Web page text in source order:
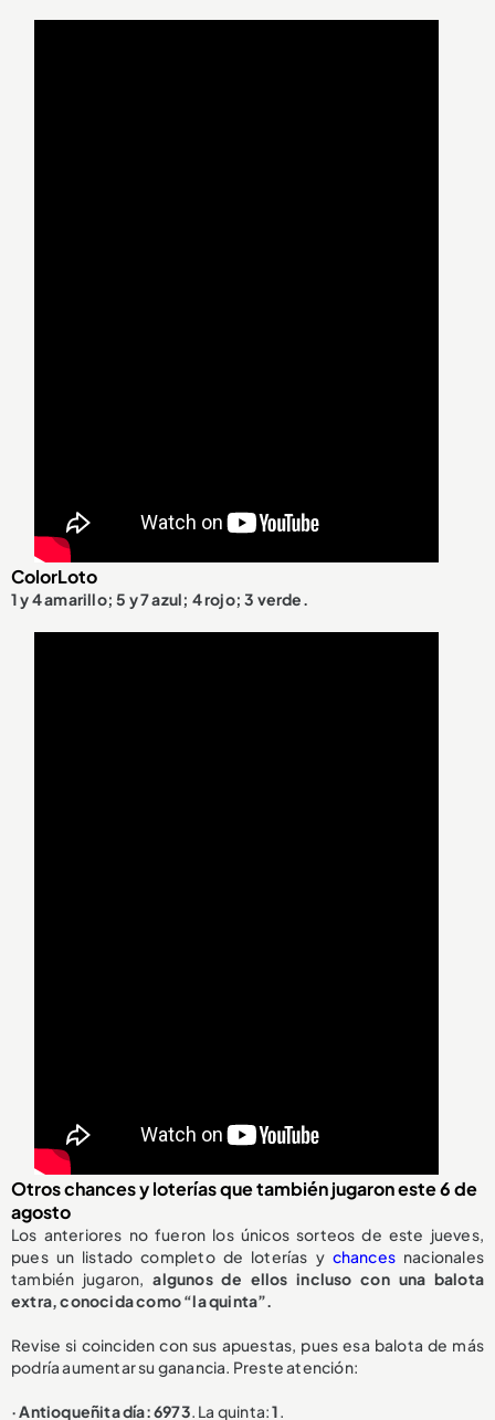
ColorLoto
1 y 4 amarillo; 5 y 7 azul; 4 rojo; 3 verde.
Otros chances y loterías que también jugaron este 6 de
agosto
Los anteriores no fueron los únicos sorteos de este jueves,
pues un listado completo de loterías y chances nacionales
también jugaron,algunos de ellos incluso con una balota
extra, conocida como “la quinta”.
Revise si coinciden con sus apuestas, pues esa balota de más
podría aumentar su ganancia. Preste atención:
· Antioqueñita día: 6973. La quinta:1.